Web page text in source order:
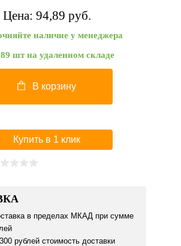
Цена: 94,89 pуб.
наличие у менеджера
шт на удаленном складе
В корзину
Купить в 1 клик
в пределах МКАД при сумме
рублей стоимость доставки